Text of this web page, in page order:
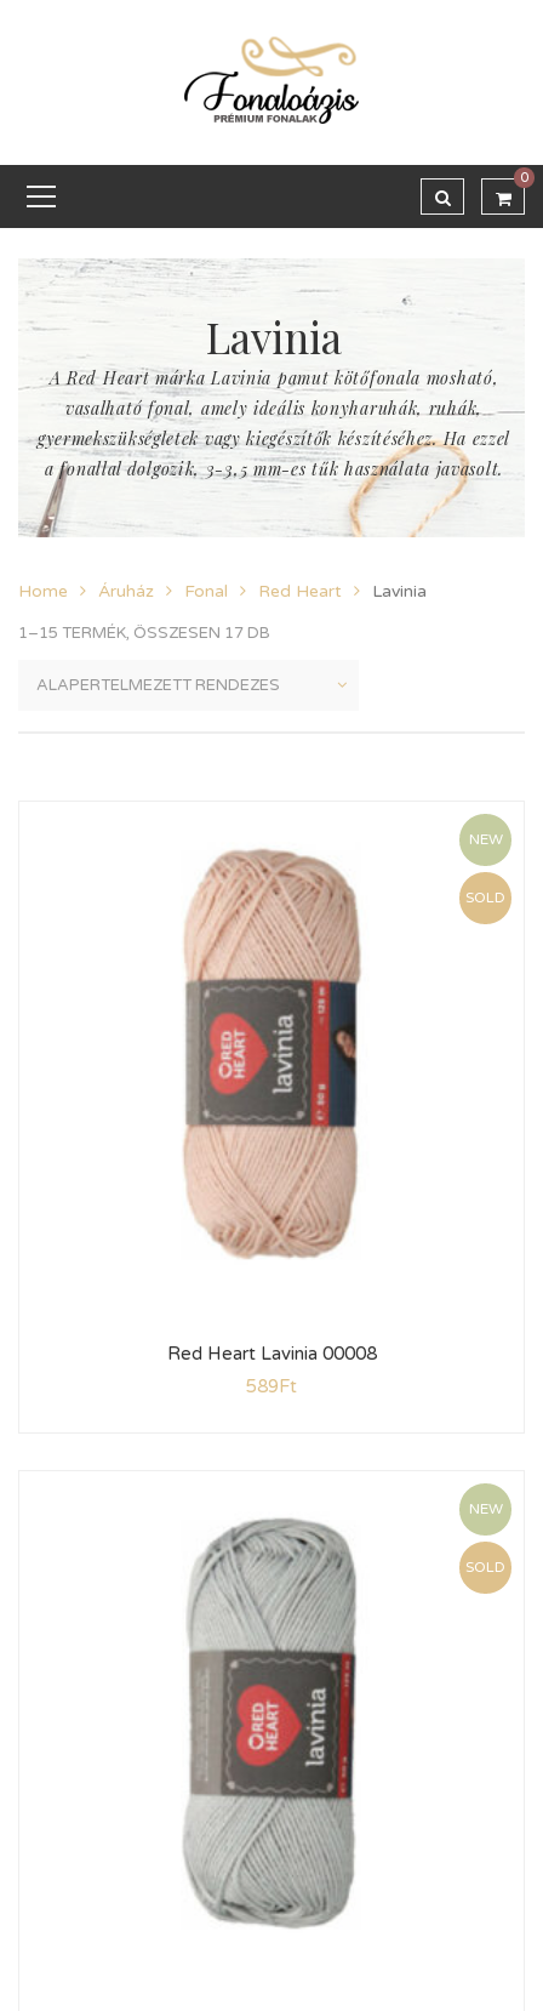
0
Lavinia
A Red Heart márka Lavinia pamut kötőfonala mosható,
vasalható fonal, amely ideális konyharuhák, ruhák,
gyermekszükségletek vagy kiegészítők készítéséhez. Ha ezzel
a fonallal dolgozik, 3-3,5 mm-es tűk használata javasolt.
Home Áruház Fonal Red Heart Lavinia
1–15 TERMÉK, ÖSSZESEN 17 DB
NEW
SOLD
Red Heart Lavinia 00008
589Ft
NEW
SOLD